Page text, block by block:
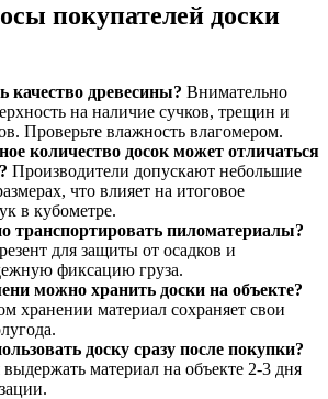
покупателей доски
качество древесины? Внимательно
на наличие сучков, трещин и
Проверьте влажность влагомером.
количество досок может отличаться
Производители допускают небольшие
что влияет на итоговое
в кубометре.
транспортировать пиломатериалы?
для защиты от осадков и
фиксацию груза.
можно хранить доски на объекте?
хранении материал сохраняет свои
доску сразу после покупки?
выдержать материал на объекте 2-3 дня